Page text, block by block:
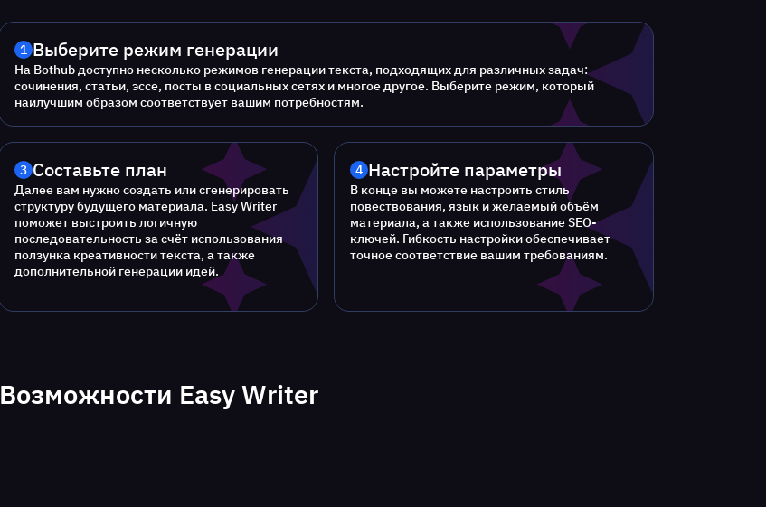
1 Выберите режим генерации
На Bothub доступно несколько режимов генерации текста, подходящих для различных задач:
сочинения, статьи, эссе, посты в социальных сетях и многое другое. Выберите режим, который
наилучшим образом соответствует вашим потребностям.
3 Составьте план
Далее вам нужно создать или сгенерировать
структуру будущего материала. Easy Writer
поможет выстроить логичную
последовательность за счёт использования
ползунка креативности текста, а также
дополнительной генерации идей.
4 Настройте параметры
В конце вы можете настроить стиль
повествования, язык и желаемый объём
материала, а также использование SEO-
ключей. Гибкость настройки обеспечивает
точное соответствие вашим требованиям.
Возможности Easy Writer